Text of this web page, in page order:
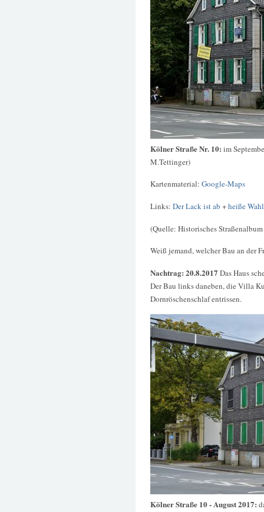
Kölner Straße Nr. 10: im
M.Tettinger)
Kartenmaterial: Google-Maps
Links: Der Lack ist ab +heiße
(Quelle: Historisches
Weiß jemand, welcher Bau an der
Nachtrag: 20.8.2017 Das Haus
Der Bau links daneben, die Villa
Dornröschenschlaf entrissen.
Kölner Straße 10 - August 2017: